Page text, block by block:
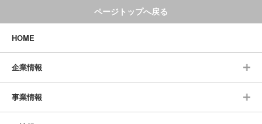
ページトップへ戻る
HOME
企業情報
事業情報